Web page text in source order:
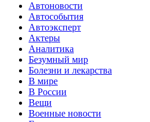
Автоновости
Автособытия
Автоэксперт
Актеры
Аналитика
Безумный мир
Болезни и лекарства
В мире
В России
Вещи
Военные новости